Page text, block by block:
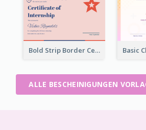
Bold Strip Border Certificate Design For Internship
ALLE BESCHEINIGUNGEN